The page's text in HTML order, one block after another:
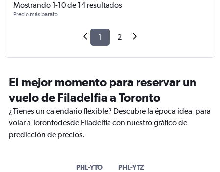
Mostrando 1-10 de 14 resultados
Precio más barato
1 2
El mejor momento para reservar un
vuelo de Filadelfia a Toronto
¿Tienes un calendario flexible? Descubre la época ideal para
volar a Torontodesde Filadelfia con nuestro gráfico de
predicción de precios.
PHL-YTO PHL-YTZ